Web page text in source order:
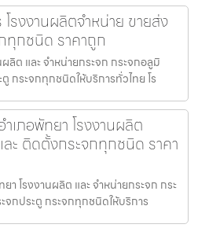
รงงานผลิตจำหน่าย ขายส่ง
ทุกชนิด ราคาถูก
ลิต และ จำหน่ายกระจก กระจกอลูมิ
กระจกทุกชนิดให้บริการทั่วไทย โร
เภอพัทยา โรงงานผลิต
ะ ติดตั้งกระจกทุกชนิด ราคา
า โรงงานผลิต และ จำหน่ายกระจก กระ
จกประตู กระจกทุกชนิดให้บริการ